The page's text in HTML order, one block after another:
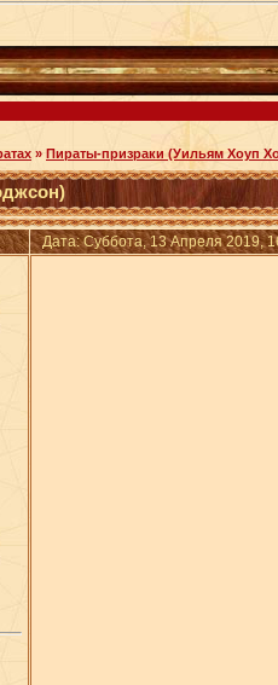
» Пираты-призраки (Уильям Хоуп
Дата: Суббота, 13 Апреля 2019,